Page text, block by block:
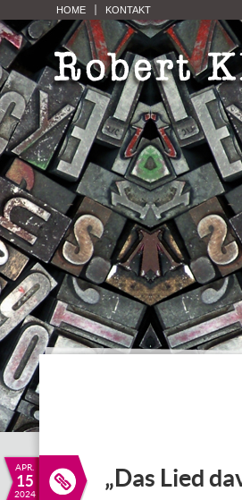
HOME KONTAKT
APR.
15
2024
„Das Lied